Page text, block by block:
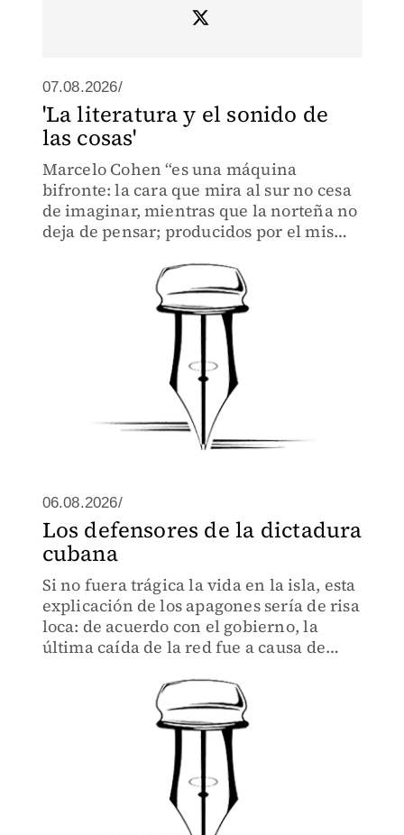
07.08.2026/
'La literatura y el sonido de
las cosas'
Marcelo Cohen “es una máquina
bifronte: la cara que mira al sur no cesa
de imaginar, mientras que la norteña no
deja de pensar; producidos por el mismo
escribe son igual de inteligentes”
06.08.2026/
Los defensores de la dictadura
cubana
Si no fuera trágica la vida en la isla, esta
explicación de los apagones sería de risa
loca: de acuerdo con el gobierno, la
última caída de la red fue a causa de
provocaron afectaciones sobre el